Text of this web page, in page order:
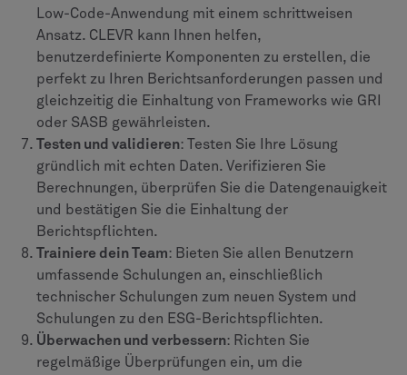
Low-Code-Anwendung mit einem schrittweisen
Ansatz. CLEVR kann Ihnen helfen,
benutzerdefinierte Komponenten zu erstellen, die
perfekt zu Ihren Berichtsanforderungen passen und
gleichzeitig die Einhaltung von Frameworks wie GRI
oder SASB gewährleisten.
Testen und validieren: Testen Sie Ihre Lösung
gründlich mit echten Daten. Verifizieren Sie
Berechnungen, überprüfen Sie die Datengenauigkeit
und bestätigen Sie die Einhaltung der
Berichtspflichten.
Trainiere dein Team: Bieten Sie allen Benutzern
umfassende Schulungen an, einschließlich
technischer Schulungen zum neuen System und
Schulungen zu den ESG-Berichtspflichten.
Überwachen und verbessern: Richten Sie
regelmäßige Überprüfungen ein, um die